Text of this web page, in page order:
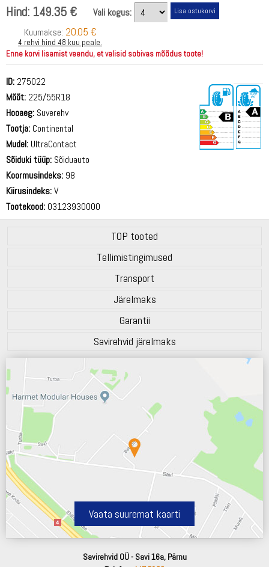
Hind: 149.35 €
Vali kogus:
Kuumakse: 20.05 €
4 rehvi hind 48 kuu peale.
Enne korvi lisamist veendu, et valisid sobivas mõõdus toote!
ID: 275022
Mõõt: 225/55R18
Hooaeg: Suverehv
Tootja: Continental
Mudel: UltraContact
Sõiduki tüüp: Sõiduauto
Koormusindeks: 98
Kiirusindeks:V
Tootekood: 03123930000
TOP tooted
Tellimistingimused
Transport
Järelmaks
Garantii
Savirehvid järelmaks
Vaata suuremat kaarti
Savirehvid OÜ - Savi 16a, Pärnu